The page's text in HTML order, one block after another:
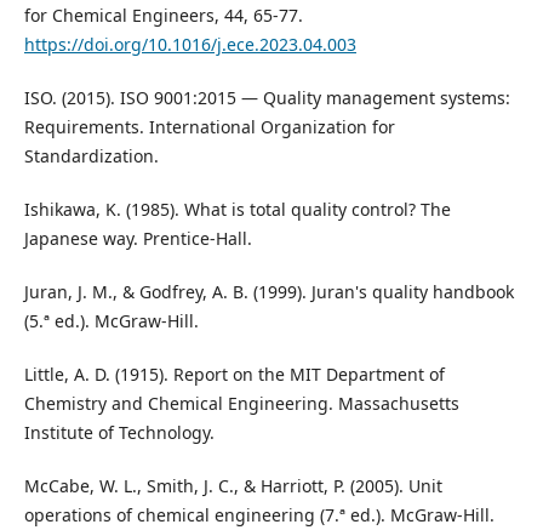
for Chemical Engineers, 44, 65-77.
https://doi.org/10.1016/j.ece.2023.04.003
ISO. (2015). ISO 9001:2015 — Quality management systems:
Requirements. International Organization for
Standardization.
Ishikawa, K. (1985). What is total quality control? The
Japanese way. Prentice-Hall.
Juran, J. M., & Godfrey, A. B. (1999). Juran's quality handbook
(5.ª ed.). McGraw-Hill.
Little, A. D. (1915). Report on the MIT Department of
Chemistry and Chemical Engineering. Massachusetts
Institute of Technology.
McCabe, W. L., Smith, J. C., & Harriott, P. (2005). Unit
operations of chemical engineering (7.ª ed.). McGraw-Hill.